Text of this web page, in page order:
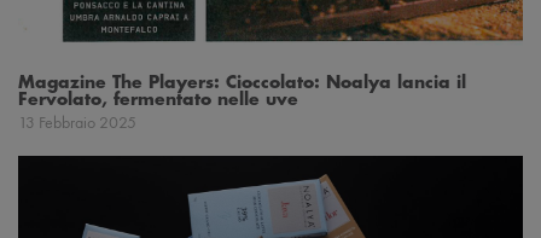
Magazine The Players: Cioccolato: Noalya lancia il
Fervolato, fermentato nelle uve
13 Febbraio 2025